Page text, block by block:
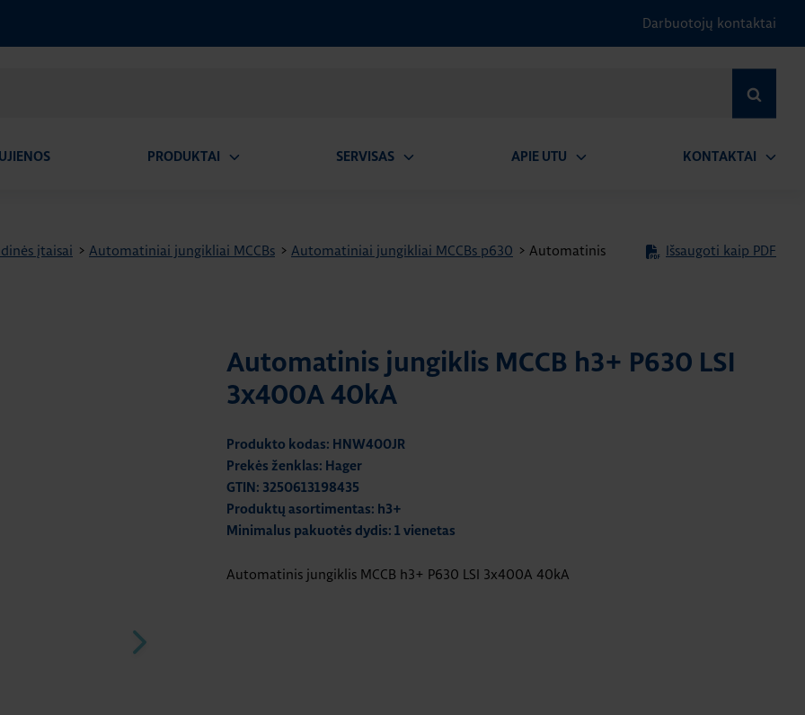
Darbuotojų kontaktai
PRODUKTAI SERVISAS APIE UTU KONTAKTAI
įtaisai > Automatiniai jungikliai MCCBs > Automatiniai jungikliai MCCBs p630 > Automatinis
Išsaugoti kaip PDF
Automatinis jungiklis MCCB h3+ P630 LSI
3x400A 40kA
Produkto kodas: HNW400JR
Prekės ženklas: Hager
GTIN: 3250613198435
Produktų asortimentas: h3+
Minimalus pakuotės dydis: 1 vienetas
Automatinis jungiklis MCCB h3+ P630 LSI 3x400A 40kA